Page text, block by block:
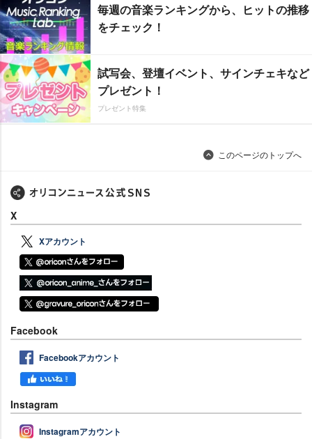
毎週の音楽ランキングから、ヒットの推移
をチェック！
試写会、登壇イベント、サインチェキなど
プレゼント！
プレゼント特集
このページのトップへ
X
Xアカウント
Facebook
Facebookアカウント
Instagram
Instagramアカウント